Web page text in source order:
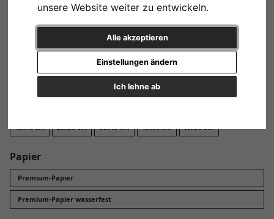
unsere Website weiter zu entwickeln.
Alle akzeptieren
Ich lehne ab
Einstellungen ändern
13x18 cm 20x30 cm 30x45 cm 40x60 cm 60x90 cm
Papier
Premium-Papier
Premium-Papier wasserfest